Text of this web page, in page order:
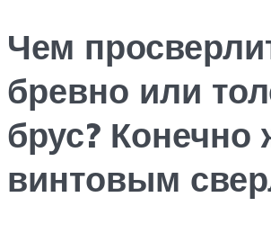
Чем
бревно или
брус? Конечно
винтовым